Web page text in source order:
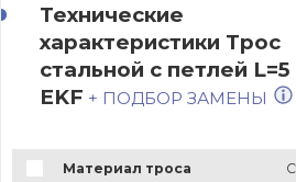
Технические
характеристики Трос
стальной с петлей
EKF + ПОДБОР ЗАМЕНЫ
Материал троса